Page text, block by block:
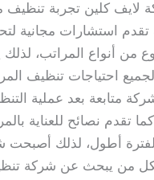
لايف كلين تجربة تنظيف
تقدم استشارات مجانية
من أنواع المراتب، لذلك
احتياجات تنظيف
متابعة بعد عملية
كما تقدم نصائح للعناية
أطول، لذلك أصبحت
لكل من يبحث عن شركة